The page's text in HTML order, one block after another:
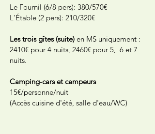
Le Fournil (6/8 pers): 380/570€
L'Étable (2 pers): 210/320€
Les trois gîtes (suite) en MS uniquement :
2410€ pour 4 nuits, 2460€ pour 5, 6 et 7
nuits.
Camping-cars et campeurs
15€/personne/nuit
(Accès cuisine d'été, salle d'eau/WC)